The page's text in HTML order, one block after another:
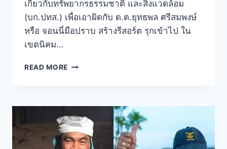
เกี่ยวกับทรัพยากรธรรมชาติ และสิ่งแวดล้อม
(บก.ปทส.) เพื่อเอาผิดกับ ด.ต.ยุทธพล ศรีสมพงษ์
หรือ จอนนี่มือปราบ สร้างรีสอร์ต รุกเข้าไป ใน
เขตนิคม…
READ MORE